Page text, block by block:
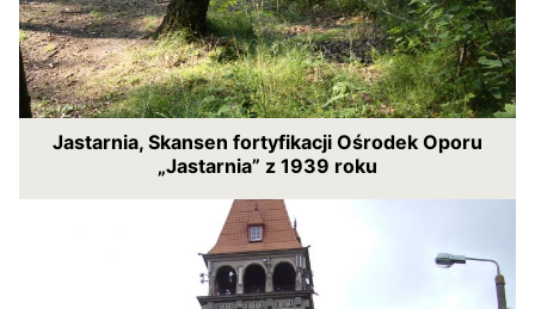
Jastarnia, Skansen fortyfikacji Ośrodek Oporu
„Jastarnia” z 1939 roku